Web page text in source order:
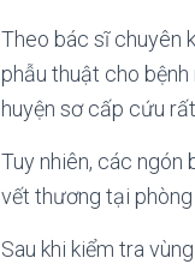
Theo bác sĩ chuyên
phẫu thuật cho
huyện sơ cấp cứu
Tuy nhiên, các
vết thương tại phòng
Sau khi kiểm tra